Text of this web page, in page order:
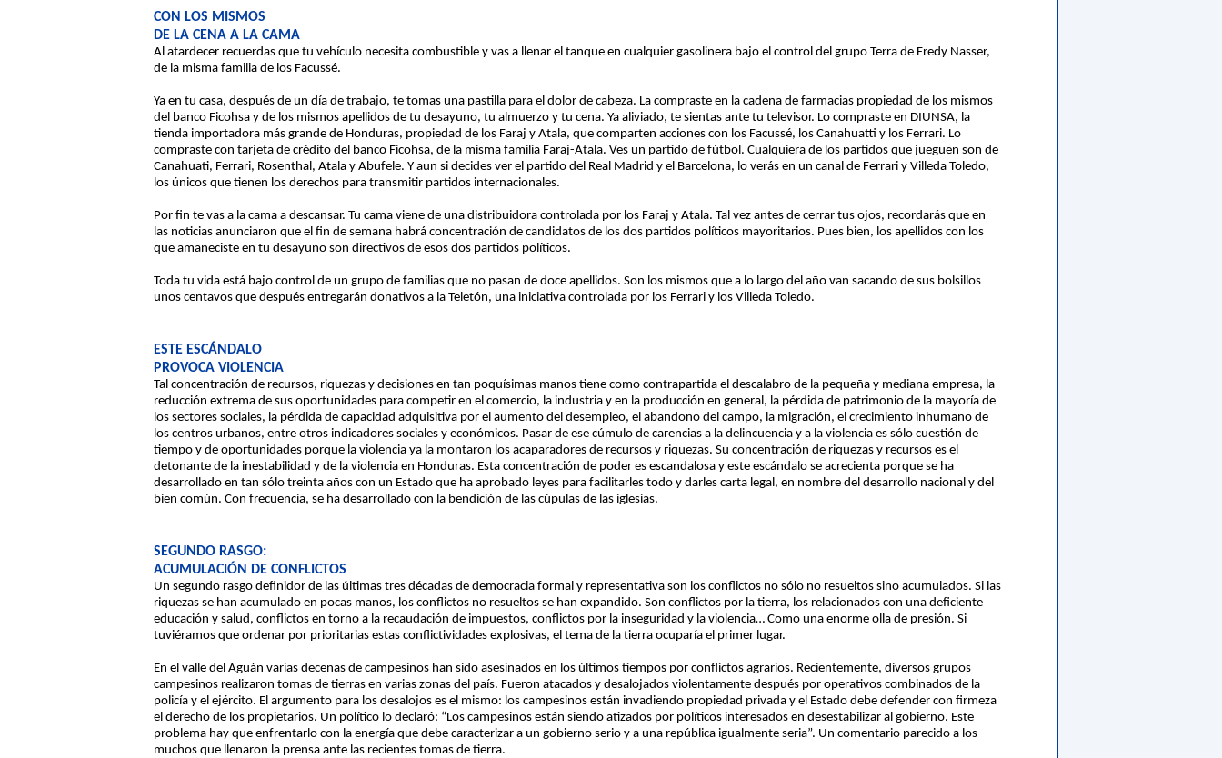
CON LOS MISMOS
DE LA CENA A LA CAMA
Al atardecer recuerdas que tu vehículo necesita combustible y vas a llenar el tanque en cualquier gasolinera bajo el control del grupo Terra de Fredy Nasser,
de la misma familia de los Facussé.
Ya en tu casa, después de un día de trabajo, te tomas una pastilla para el dolor de cabeza. La compraste en la cadena de farmacias propiedad de los mismos
del banco Ficohsa y de los mismos apellidos de tu desayuno, tu almuerzo y tu cena. Ya aliviado, te sientas ante tu televisor. Lo compraste en DIUNSA, la
tienda importadora más grande de Honduras, propiedad de los Faraj y Atala, que comparten acciones con los Facussé, los Canahuatti y los Ferrari. Lo
compraste con tarjeta de crédito del banco Ficohsa, de la misma familia Faraj-Atala. Ves un partido de fútbol. Cualquiera de los partidos que jueguen son de
Canahuati, Ferrari, Rosenthal, Atala y Abufele. Y aun si decides ver el partido del Real Madrid y el Barcelona, lo verás en un canal de Ferrari y Villeda Toledo,
los únicos que tienen los derechos para transmitir partidos internacionales.
Por fin te vas a la cama a descansar. Tu cama viene de una distribuidora controlada por los Faraj y Atala. Tal vez antes de cerrar tus ojos, recordarás que en
las noticias anunciaron que el fin de semana habrá concentración de candidatos de los dos partidos políticos mayoritarios. Pues bien, los apellidos con los
que amaneciste en tu desayuno son directivos de esos dos partidos políticos.
Toda tu vida está bajo control de un grupo de familias que no pasan de doce apellidos. Son los mismos que a lo largo del año van sacando de sus bolsillos
unos centavos que después entregarán donativos a la Teletón, una iniciativa controlada por los Ferrari y los Villeda Toledo.
ESTE ESCÁNDALO
PROVOCA VIOLENCIA
Tal concentración de recursos, riquezas y decisiones en tan poquísimas manos tiene como contrapartida el descalabro de la pequeña y mediana empresa, la
reducción extrema de sus oportunidades para competir en el comercio, la industria y en la producción en general, la pérdida de patrimonio de la mayoría de
los sectores sociales, la pérdida de capacidad adquisitiva por el aumento del desempleo, el abandono del campo, la migración, el crecimiento inhumano de
los centros urbanos, entre otros indicadores sociales y económicos. Pasar de ese cúmulo de carencias a la delincuencia y a la violencia es sólo cuestión de
tiempo y de oportunidades porque la violencia ya la montaron los acaparadores de recursos y riquezas. Su concentración de riquezas y recursos es el
detonante de la inestabilidad y de la violencia en Honduras. Esta concentración de poder es escandalosa y este escándalo se acrecienta porque se ha
desarrollado en tan sólo treinta años con un Estado que ha aprobado leyes para facilitarles todo y darles carta legal, en nombre del desarrollo nacional y del
bien común. Con frecuencia, se ha desarrollado con la bendición de las cúpulas de las iglesias.
SEGUNDO RASGO:
ACUMULACIÓN DE CONFLICTOS
Un segundo rasgo definidor de las últimas tres décadas de democracia formal y representativa son los conflictos no sólo no resueltos sino acumulados. Si las
riquezas se han acumulado en pocas manos, los conflictos no resueltos se han expandido. Son conflictos por la tierra, los relacionados con una deficiente
educación y salud, conflictos en torno a la recaudación de impuestos, conflictos por la inseguridad y la violencia… Como una enorme olla de presión. Si
tuviéramos que ordenar por prioritarias estas conflictividades explosivas, el tema de la tierra ocuparía el primer lugar.
En el valle del Aguán varias decenas de campesinos han sido asesinados en los últimos tiempos por conflictos agrarios. Recientemente, diversos grupos
campesinos realizaron tomas de tierras en varias zonas del país. Fueron atacados y desalojados violentamente después por operativos combinados de la
policía y el ejército. El argumento para los desalojos es el mismo: los campesinos están invadiendo propiedad privada y el Estado debe defender con firmeza
el derecho de los propietarios. Un político lo declaró: “Los campesinos están siendo atizados por políticos interesados en desestabilizar al gobierno. Este
problema hay que enfrentarlo con la energía que debe caracterizar a un gobierno serio y a una república igualmente seria”. Un comentario parecido a los
muchos que llenaron la prensa ante las recientes tomas de tierra.